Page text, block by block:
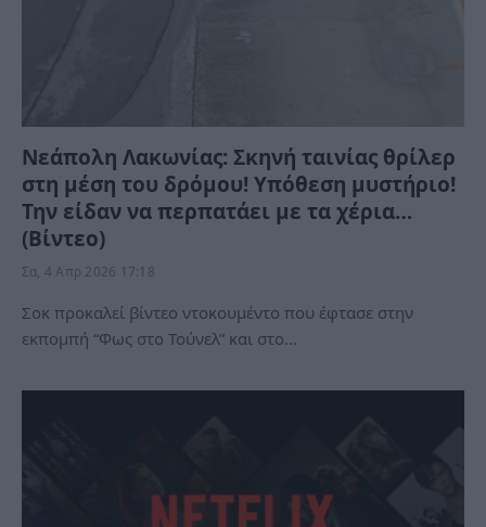
Νεάπολη Λακωνίας: Σκηνή ταινίας θρίλερ
στη μέση του δρόμου! Υπόθεση μυστήριο!
Την είδαν να περπατάει με τα χέρια…
(Βίντεο)
Σα, 4 Απρ 2026 17:18
Σοκ προκαλεί βίντεο ντοκουμέντο που έφτασε στην
εκπομπή “Φως στο Τούνελ” και στο…